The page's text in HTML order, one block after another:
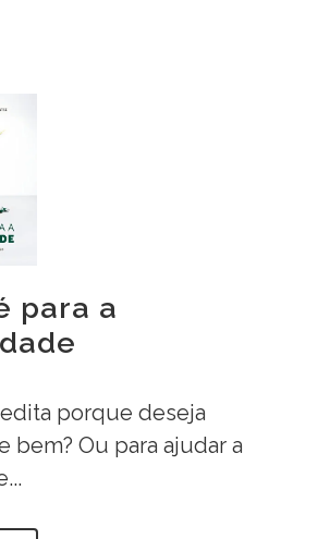
para a
porque deseja
bem? Ou para ajudar a